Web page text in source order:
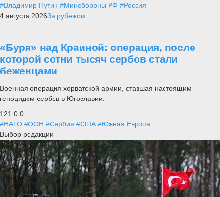
#Владимир Путин #Минобороны РФ #Россия
4 августа 2026За рубежом
«Буря» над Краиной: операция, после
которой сотни тысяч сербов стали
беженцами
Военная операция хорватской армии, ставшая настоящим
геноцидом сербов в Югославии.
121 0 0
#НАТО #ООН #Сербия #США #Южная Европа
Выбор редакции